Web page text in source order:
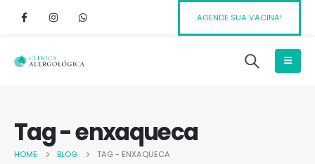
AGENDE SUA VACINA!
Tag - enxaqueca
HOME BLOG TAG - ENXAQUECA